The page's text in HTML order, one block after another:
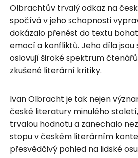
Olbrachtův trvalý odkaz na
spočívá v jeho schopnosti
dokázalo přenést do textu
emocí a konfliktů. Jeho díla
oslovují široké spektrum
zkušené literární kritiky.
Ivan Olbracht je tak nejen
české literatury minulého
trvalou hodnotu a zanechalo
stopu v českém literárním
přesvědčivý pohled na lidské